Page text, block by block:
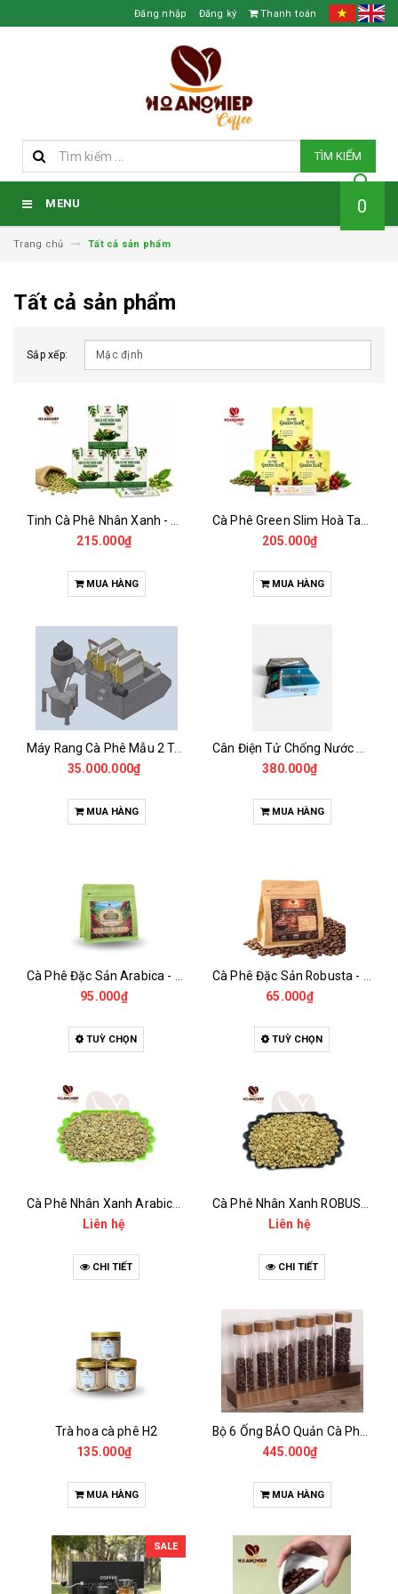
Đăng nhập Đăng ký Thanh toán
TÌM KIẾM
MENU 0
Trang chủ Tất cả sản phẩm
Tất cả sản phẩm
Sắp xếp:
215.000₫
MUA HÀNG
205.000₫
MUA HÀNG
Máy Rang Cà Phê Mẫu 2 Trống Rang (500+500gr)
35.000.000₫
MUA HÀNG
380.000₫
MUA HÀNG
95.000₫
TUỲ CHỌN
65.000₫
TUỲ CHỌN
Liên hệ
CHI TIẾT
Liên hệ
CHI TIẾT
Trà hoa cà phê H2
135.000₫
MUA HÀNG
445.000₫
MUA HÀNG
SALE